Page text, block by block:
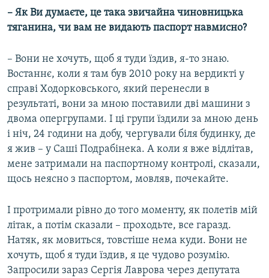
– Як Ви думаєте, це така звичайна чиновницька
тяганина, чи вам не видають паспорт навмисно?
– Вони не хочуть, щоб я туди їздив, я-то знаю.
Востаннє, коли я там був 2010 року на вердикті у
справі Ходорковського, який перенесли в
результаті, вони за мною поставили дві машини з
двома опергрупами. І ці групи їздили за мною день
і ніч, 24 години на добу, чергували біля будинку, де
я жив – у Саші Подрабінека. А коли я вже відлітав,
мене затримали на паспортному контролі, сказали,
щось неясно з паспортом, мовляв, почекайте.
І протримали рівно до того моменту, як полетів мій
літак, а потім сказали – проходьте, все гаразд.
Натяк, як мовиться, товстіше нема куди. Вони не
хочуть, щоб я туди їздив, я це чудово розумію.
Запросили зараз Сергія Лаврова через депутата